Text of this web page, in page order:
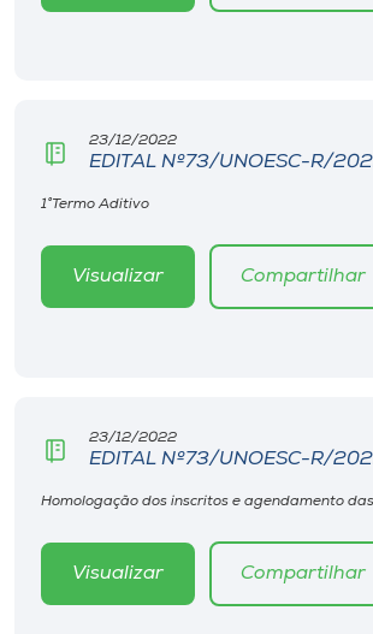
23/12/2022
EDITAL Nº73/UNOESC-R/
1°Termo Aditivo
Visualizar Compartilhar
23/12/2022
EDITAL Nº73/UNOESC-R/
Homologação dos inscritos e agendamento
Visualizar Compartilhar